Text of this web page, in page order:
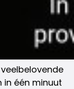
in één minuut